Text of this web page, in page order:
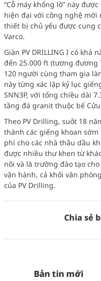
“Cỗ máy khổng lồ” này
hiện đại với công nghệ mới
thiết bị chủ yếu được cung
Varco.
Giàn PV DRILLING I có khả
đến 25.000 ft (tương đương
120 người cùng tham gia
này từng xác lập kỷ lục
SNN3P, với tổng chiều dài
tầng đá granit thuộc bể
Theo PV Drilling, suốt 18
thành các giếng khoan
phí cho các nhà thầu dầu
được nhiều thư khen từ
nôi và là trường đào tạo
vận hành, cả khối văn
của PV Drilling.
Chia sẻ
Bản tin mới